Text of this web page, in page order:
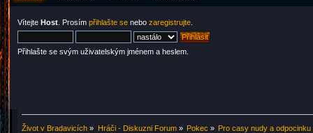
Vítejte Host . Prosím přihlašte se nebo zaregistrujte
Přihlašte se svým uživatelským jménem a heslem.
Život v Bradavicích » Hráči - Diskuzni Forum» Pokec » Pro casy nudy a odpocinku